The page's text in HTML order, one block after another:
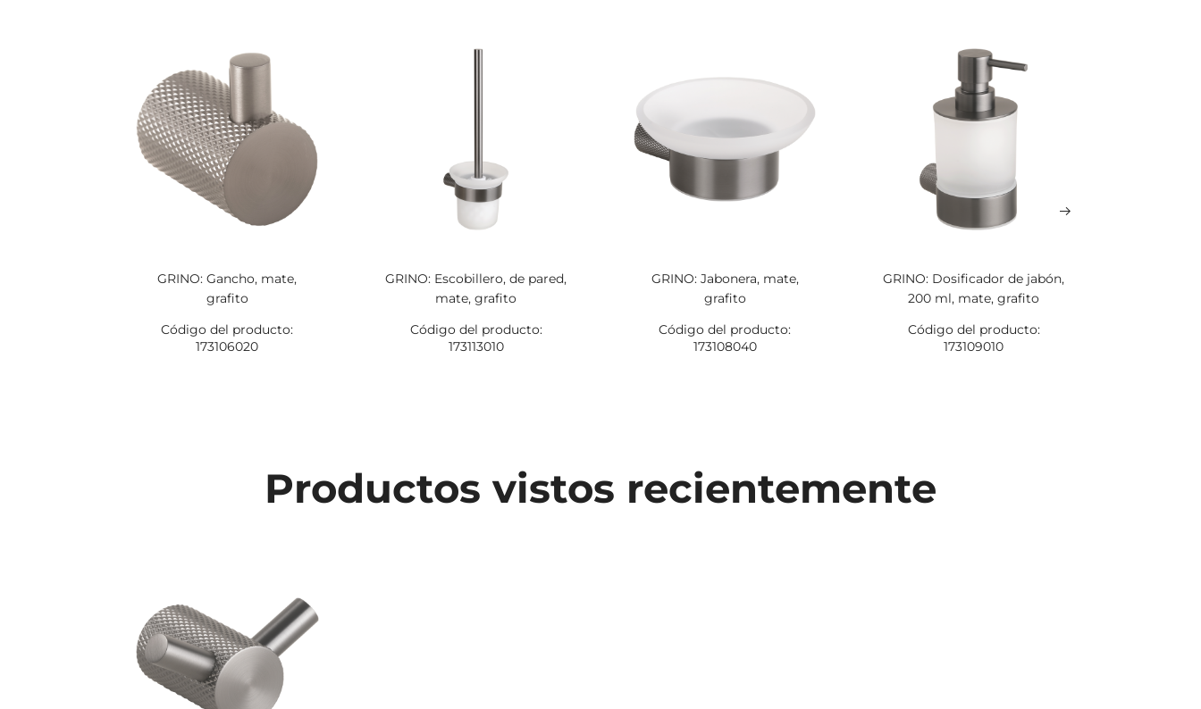
GRINO: Gancho, mate,
grafito
Código del producto:
173106020
GRINO: Escobillero, de pared,
mate, grafito
Código del producto:
173113010
GRINO: Jabonera, mate,
grafito
Código del producto:
173108040
GRINO: Dosificador de jabón,
200 ml, mate, grafito
Código del producto:
173109010
Productos vistos recientemente